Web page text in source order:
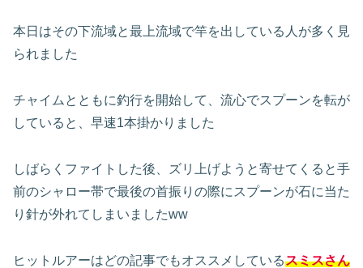
本日はその下流域と最上流域で竿を出している人が多く見
られました
チャイムとともに釣行を開始して、流心でスプーンを転が
していると、早速1本掛かりました
しばらくファイトした後、ズリ上げようと寄せてくると手
前のシャロー帯で最後の首振りの際にスプーンが石に当た
り針が外れてしまいましたww
ヒットルアーはどの記事でもオススメしているスミスさん